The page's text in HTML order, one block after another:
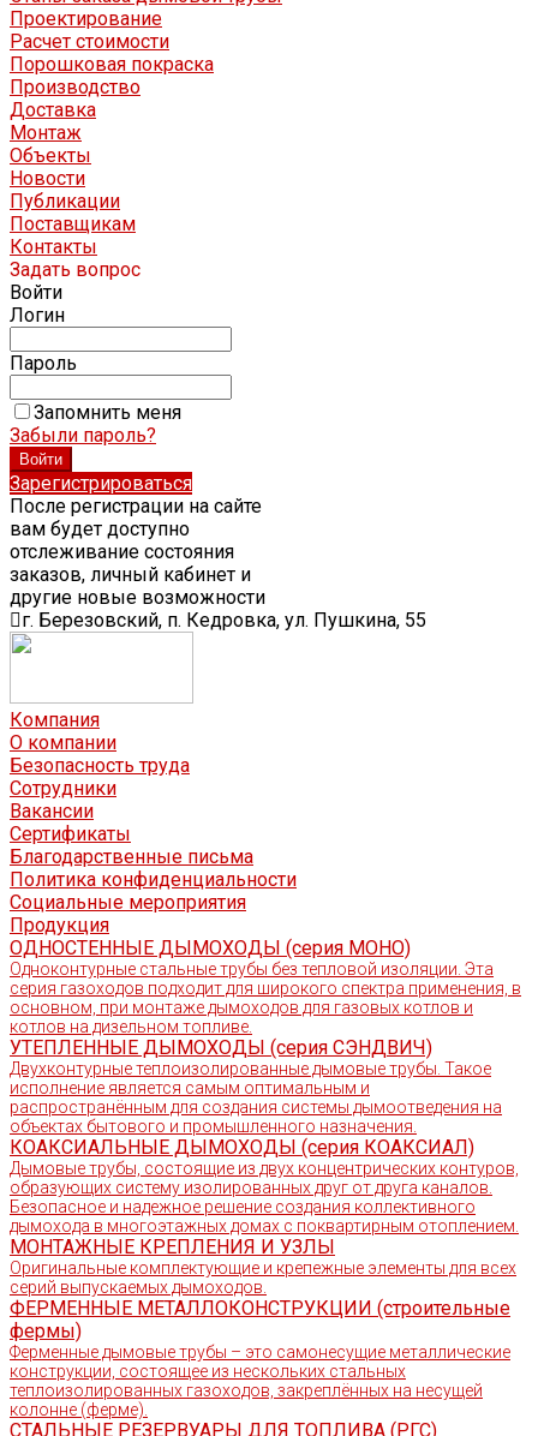
Проектирование
Расчет стоимости
Порошковая покраска
Производство
Доставка
Монтаж
Объекты
Новости
Публикации
Поставщикам
Контакты
Задать вопрос
Войти
Логин
Пароль
Запомнить меня
Забыли пароль?
Зарегистрироваться
После регистрации на сайте
вам будет доступно
отслеживание состояния
заказов, личный кабинет и
другие новые возможности
г. Березовский, п. Кедровка, ул. Пушкина, 55
Компания
О компании
Безопасность труда
Сотрудники
Вакансии
Сертификаты
Благодарственные письма
Политика конфиденциальности
Социальные мероприятия
Продукция
ОДНОСТЕННЫЕ ДЫМОХОДЫ (серия МОНО)
Одноконтурные стальные трубы без тепловой изоляции. Эта
серия газоходов подходит для широкого спектра применения, в
основном, при монтаже дымоходов для газовых котлов и
котлов на дизельном топливе.
УТЕПЛЕННЫЕ ДЫМОХОДЫ (серия СЭНДВИЧ)
Двухконтурные теплоизолированные дымовые трубы. Такое
исполнение является самым оптимальным и
распространённым для создания системы дымоотведения на
объектах бытового и промышленного назначения.
КОАКСИАЛЬНЫЕ ДЫМОХОДЫ (серия КОАКСИАЛ)
Дымовые трубы, состоящие из двух концентрических контуров,
образующих систему изолированных друг от друга каналов.
Безопасное и надежное решение создания коллективного
дымохода в многоэтажных домах с поквартирным отоплением.
МОНТАЖНЫЕ КРЕПЛЕНИЯ И УЗЛЫ
Оригинальные комплектующие и крепежные элементы для всех
серий выпускаемых дымоходов.
ФЕРМЕННЫЕ МЕТАЛЛОКОНСТРУКЦИИ (строительные
фермы)
Ферменные дымовые трубы – это самонесущие металлические
конструкции, состоящее из нескольких стальных
теплоизолированных газоходов, закреплённых на несущей
колонне (ферме).
СТАЛЬНЫЕ РЕЗЕРВУАРЫ ДЛЯ ТОПЛИВА (РГС)